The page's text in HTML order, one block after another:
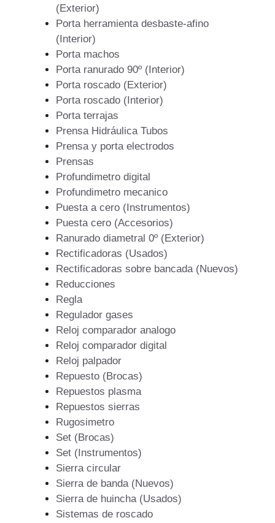
(Exterior)
Porta herramienta desbaste-afino
(Interior)
Porta machos
Porta ranurado 90º (Interior)
Porta roscado (Exterior)
Porta roscado (Interior)
Porta terrajas
Prensa Hidráulica Tubos
Prensa y porta electrodos
Prensas
Profundimetro digital
Profundimetro mecanico
Puesta a cero (Instrumentos)
Puesta cero (Accesorios)
Ranurado diametral 0º (Exterior)
Rectificadoras (Usados)
Rectificadoras sobre bancada (Nuevos)
Reducciones
Regla
Regulador gases
Reloj comparador analogo
Reloj comparador digital
Reloj palpador
Repuesto (Brocas)
Repuestos plasma
Repuestos sierras
Rugosimetro
Set (Brocas)
Set (Instrumentos)
Sierra circular
Sierra de banda (Nuevos)
Sierra de huincha (Usados)
Sistemas de roscado